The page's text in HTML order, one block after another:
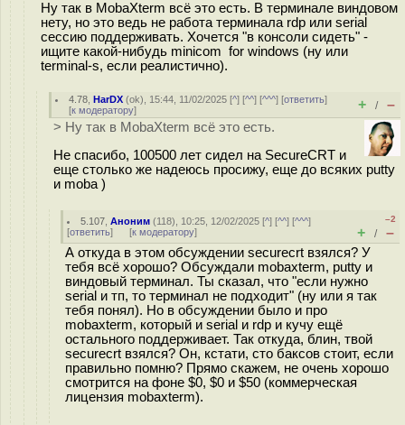
Ну так в MobaXterm всё это есть. В терминале виндовом
нету, но это ведь не работа терминала rdp или serial
сессию поддерживать. Хочется "в консоли сидеть" -
ищите какой-нибудь minicom for windows (ну или
terminal-s, если реалистично).
4.78 ,HarDX (ok), 15:44, 11/02/2025 [^] [^^] [^^^] [ответить]
[к модератору] + / –
> Ну так в MobaXterm всё это есть.
Не спасибо, 100500 лет сидел на SecureCRT и
еще столько же надеюсь просижу, еще до всяких putty
и moba )
5.107 ,Аноним (118), 10:25, 12/02/2025 [^] [^^] [^^^]
[ответить] [к модератору]
–2
+ / –
А откуда в этом обсуждении securecrt взялся? У
тебя всё хорошо? Обсуждали mobaxterm, putty и
виндовый терминал. Ты сказал, что "если нужно
serial и тп, то терминал не подходит" (ну или я так
тебя понял). Но в обсуждении было и про
mobaxterm, который и serial и rdp и кучу ещё
остального поддерживает. Так откуда, блин, твой
securecrt взялся? Он, кстати, сто баксов стоит, если
правильно помню? Прямо скажем, не очень хорошо
смотрится на фоне $0, $0 и $50 (коммерческая
лицензия mobaxterm).